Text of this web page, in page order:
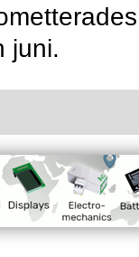
juni.